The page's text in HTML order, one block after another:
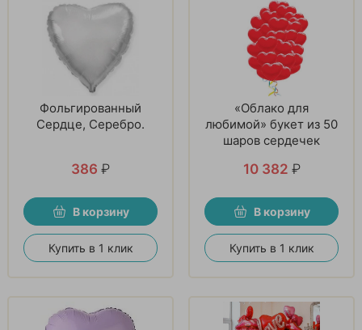
Фольгированный
Сердце, Серебро.
386 ₽
В корзину
Купить в 1 клик
«Облако для
любимой» букет из 50
шаров сердечек
10 382 ₽
В корзину
Купить в 1 клик